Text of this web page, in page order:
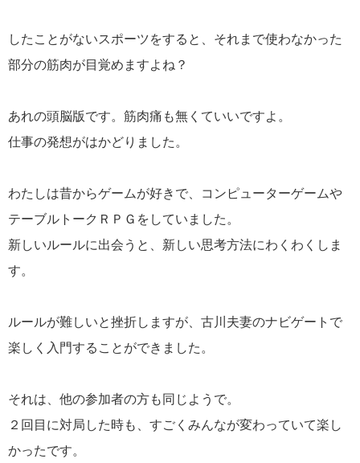
したことがないスポーツをすると、それまで使わなかった
部分の筋肉が目覚めますよね？
あれの頭脳版です。筋肉痛も無くていいですよ。
仕事の発想がはかどりました。
わたしは昔からゲームが好きで、コンピューターゲームや
テーブルトークＲＰＧをしていました。
新しいルールに出会うと、新しい思考方法にわくわくしま
す。
ルールが難しいと挫折しますが、古川夫妻のナビゲートで
楽しく入門することができました。
それは、他の参加者の方も同じようで。
２回目に対局した時も、すごくみんなが変わっていて楽し
かったです。